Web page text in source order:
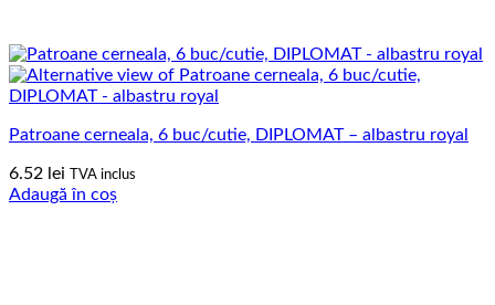
Patroane cerneala, 6 buc/cutie, DIPLOMAT – albastru royal
6.52 lei TVA inclus
Adaugă în coș